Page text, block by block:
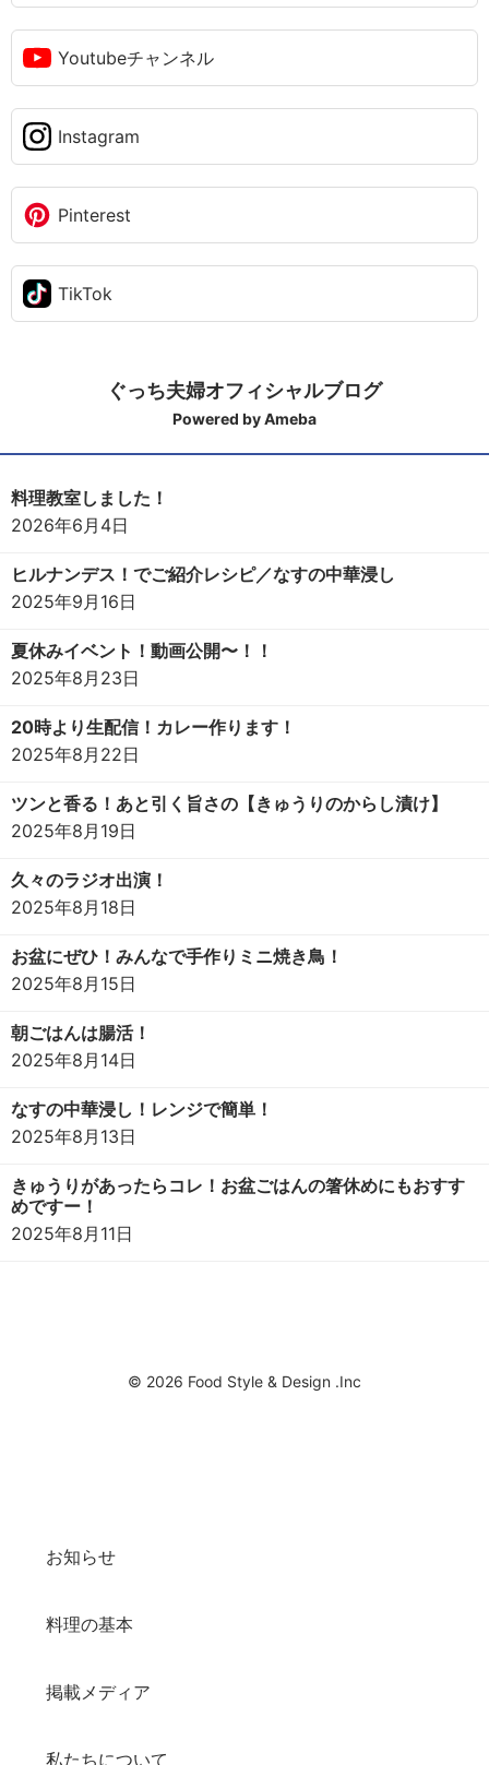
Youtubeチャンネル
Instagram
Pinterest
TikTok
ぐっち夫婦オフィシャルブログ
Powered by Ameba
料理教室しました！
2026年6月4日
ヒルナンデス！でご紹介レシピ／なすの中華浸し
2025年9月16日
夏休みイベント！動画公開〜！！
2025年8月23日
20時より生配信！カレー作ります！
2025年8月22日
ツンと香る！あと引く旨さの【きゅうりのからし漬け】
2025年8月19日
久々のラジオ出演！
2025年8月18日
お盆にぜひ！みんなで手作りミニ焼き鳥！
2025年8月15日
朝ごはんは腸活！
2025年8月14日
なすの中華浸し！レンジで簡単！
2025年8月13日
きゅうりがあったらコレ！お盆ごはんの箸休めにもおすす
めですー！
2025年8月11日
© 2026 Food Style & Design .Inc
お知らせ
料理の基本
掲載メディア
私たちについて